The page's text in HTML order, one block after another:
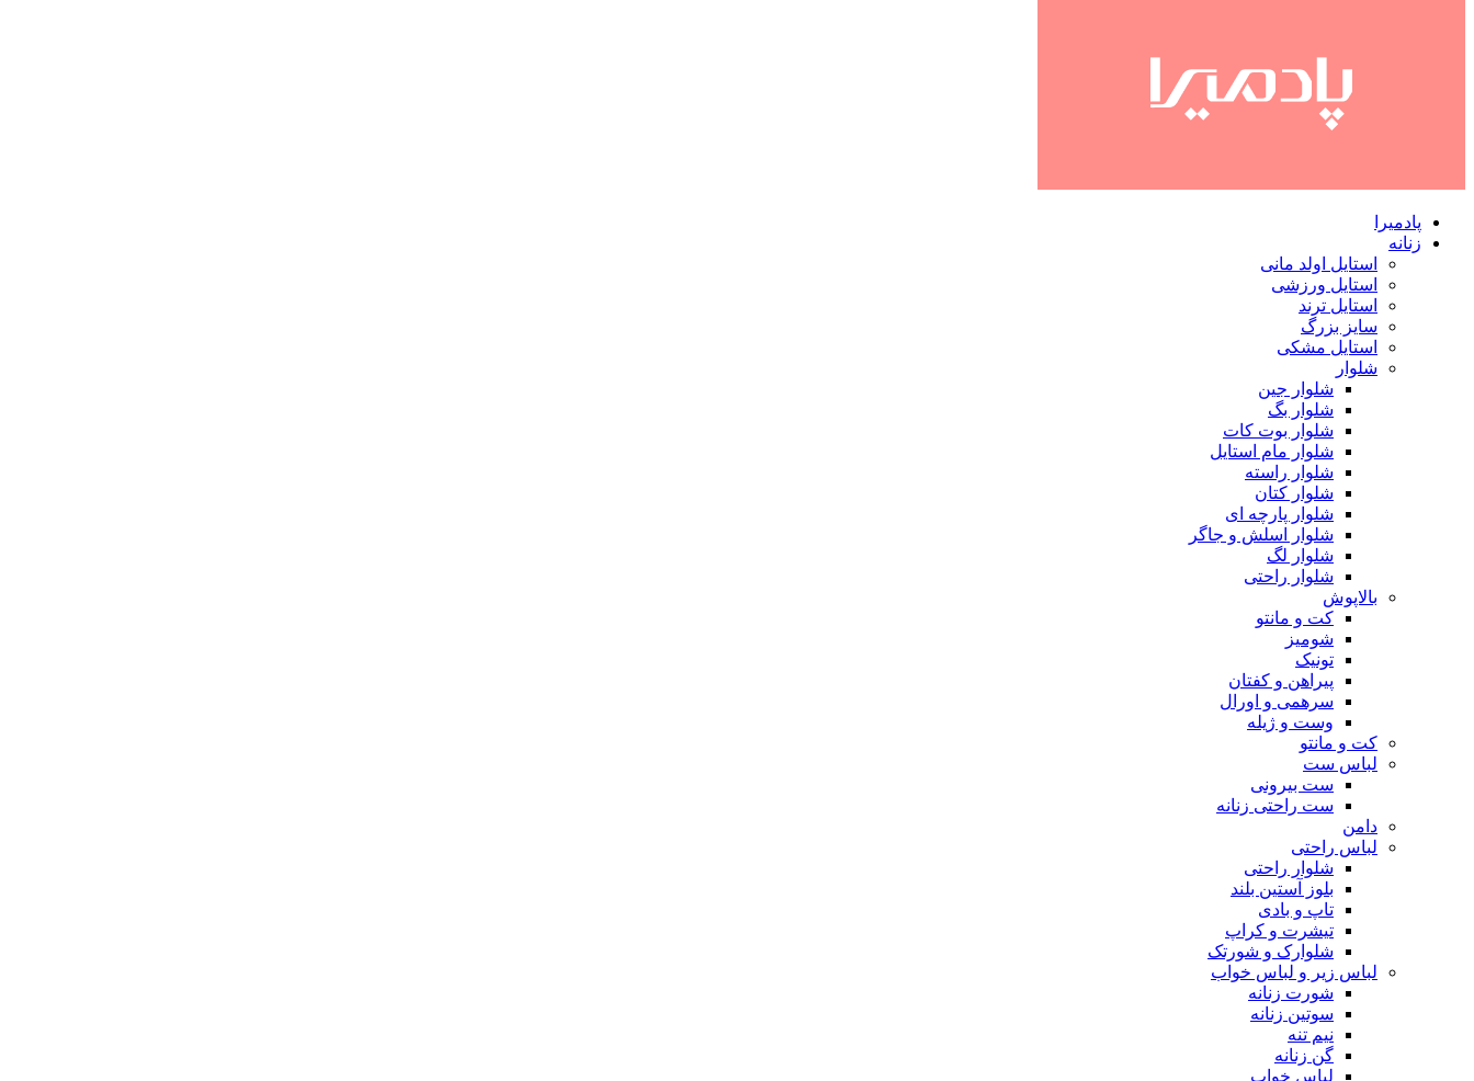
پادمیرا
زنانه
استایل اولد مانی
استایل ورزشی
استایل ترند
سایز بزرگ
استایل مشکی
شلوار
شلوار جین
شلوار بگ
شلوار بوت کات
شلوار مام استایل
شلوار راسته
شلوار کتان
شلوار پارچه ای
شلوار اسلش و جاگر
شلوار لگ
شلوار راحتی
بالاپوش
کت و مانتو
شومیز
تونیک
پیراهن و کفتان
سرهمی و اورال
وست و ژیله
کت و مانتو
لباس ست
ست بیرونی
ست راحتی زنانه
دامن
لباس راحتی
شلوار راحتی
بلوز آستین بلند
تاپ و بادی
تیشرت و کراپ
شلوارک و شورتک
لباس زیر و لباس خواب
شورت زنانه
سوتین زنانه
نیم تنه
گن زنانه
لباس خواب